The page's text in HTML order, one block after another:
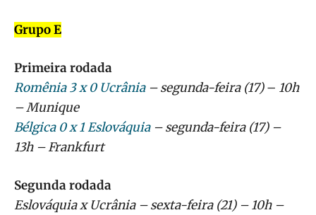
Grupo E
Primeira rodada
Romênia 3 x 0 Ucrânia– segunda-feira (17)– 10h
– Munique
Bélgica 0 x 1 Eslováquia– segunda-feira (17) –
13h – Frankfurt
Segunda rodada
Eslováquia x Ucrânia – sexta-feira (21) – 10h –